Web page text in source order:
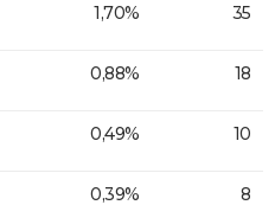
1,70% 35
0,88% 18
0,49% 10
0,39% 8